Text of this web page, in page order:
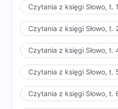
Doświadczając sądu
Lękamy się Boga i
Odrzucamy nasze
i całym sercem
Bez smutku i bólu żyjemy
Czytania z księgi Słowo, t.
Czytania z księgi Słowo, t.
Czytania z księgi Słowo,
Czytania z księgi Słowo,
Czytania z księgi Słowo,